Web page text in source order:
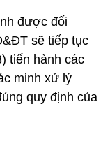
được đối
sẽ tiếp tục
tiến hành các
minh xử lý
quy định của